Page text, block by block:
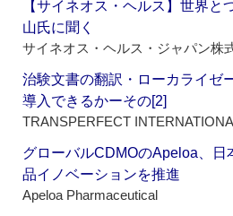
【サイネオス・ヘルス】世界
山氏に聞く
サイネオス・ヘルス・ジャパン株
治験文書の翻訳・ローカライゼ
導入できるかーその[2]
TRANSPERFECT
グローバルCDMOのApeloa、日
品イノベーションを推進
Apeloa Pharmaceutical